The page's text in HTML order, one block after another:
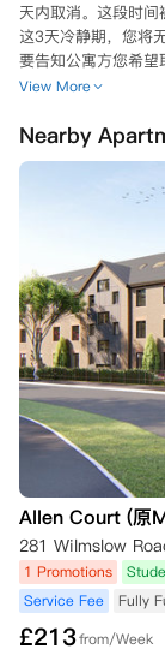
天内取消。这段时
这3天冷静期，您将
要告知公寓方您希
门户账户中的“Your
们会告知您下一步的
然而，如果您在
后请求取消，您将
第9条关于替代住
方您希望取消，因
s”选项卡下提交取
如果您的租期已经
公寓方为替代租户准
如果您在2026年8月
为在此日期及之后
且合同第9条关于替
住户将按照他们提
您仍然需要告知公
的“Your Requests”
并告知您下一步的操
的替代住户。
如果您的租期已经开
公寓方为替代租户准
只有在满足以下条件
View More
Nearby
Allen Court (原
281 Wilmslow
1 Promotions
Service Fee
Fully
£213from/Week